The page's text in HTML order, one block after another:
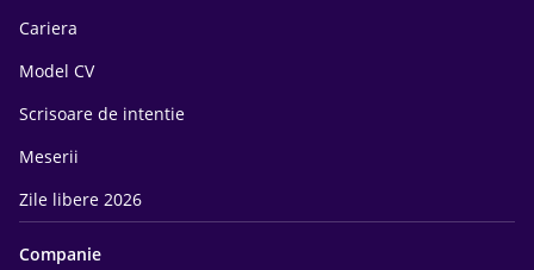
Cariera
Model CV
Scrisoare de intentie
Meserii
Zile libere 2026
Companie